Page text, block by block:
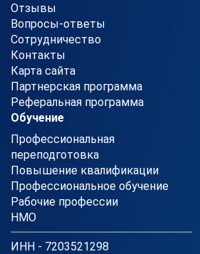
Отзывы
Вопросы-ответы
Сотрудничество
Контакты
Карта сайта
Партнерская программа
Реферальная программа
Обучение
Профессиональная
переподготовка
Повышение квалификации
Профессиональное обучение
Рабочие профессии
НМО
ИНН - 7203521298